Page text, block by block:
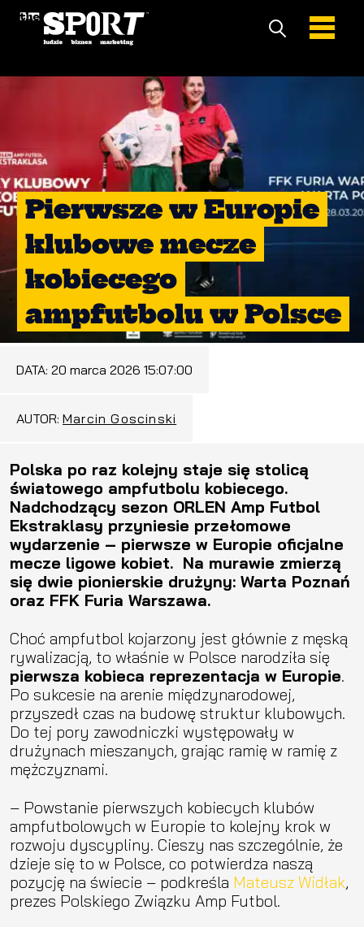
Pierwsze w Europie
klubowe mecze
kobiecego
ampfutbolu w Polsce
DATA: 20 marca 2026 15:07:00
AUTOR: Marcin Goscinski
Polska po raz kolejny staje się stolicą
światowego ampfutbolu kobiecego.
Nadchodzący sezon ORLEN Amp Futbol
Ekstraklasy przyniesie przełomowe
wydarzenie – pierwsze w Europie oficjalne
mecze ligowe kobiet. Na murawie zmierzą
się dwie pionierskie drużyny: Warta Poznań
oraz FFK Furia Warszawa.
Choć ampfutbol kojarzony jest głównie z męską
rywalizacją, to właśnie w Polsce narodziła się
pierwsza kobieca reprezentacja w Europie.
Po sukcesie na arenie międzynarodowej,
przyszedł czas na budowę struktur klubowych.
Do tej pory zawodniczki występowały w
drużynach mieszanych, grając ramię w ramię z
mężczyznami.
– Powstanie pierwszych kobiecych klubów
ampfutbolowych w Europie to kolejny krok w
rozwoju dyscypliny. Cieszy nas szczególnie, że
dzieje się to w Polsce, co potwierdza naszą
pozycję na świecie – podkreśla Mateusz Widłak,
prezes Polskiego Związku Amp Futbol.